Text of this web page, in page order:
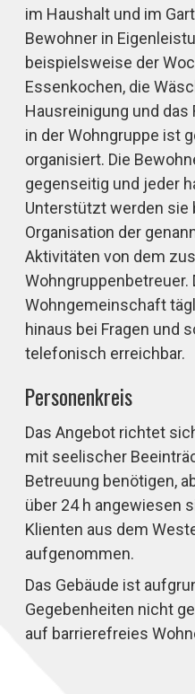
im Haushalt und im
Bewohner in
beispielsweise der
Essenkochen, die
Hausreinigung und das
in der Wohngruppe ist
organisiert. Die
gegenseitig und jeder
Unterstützt werden sie
Organisation der
Aktivitäten von dem
Wohngruppenbetreuer.
Wohngemeinschaft
hinaus bei Fragen und
telefonisch erreichbar.
Personenkreis
Das Angebot richtet
mit seelischer
Betreuung benötigen,
über 24 h angewiesen
Klienten aus dem
aufgenommen.
Das Gebäude ist
Gegebenheiten nicht
auf barrierefreies